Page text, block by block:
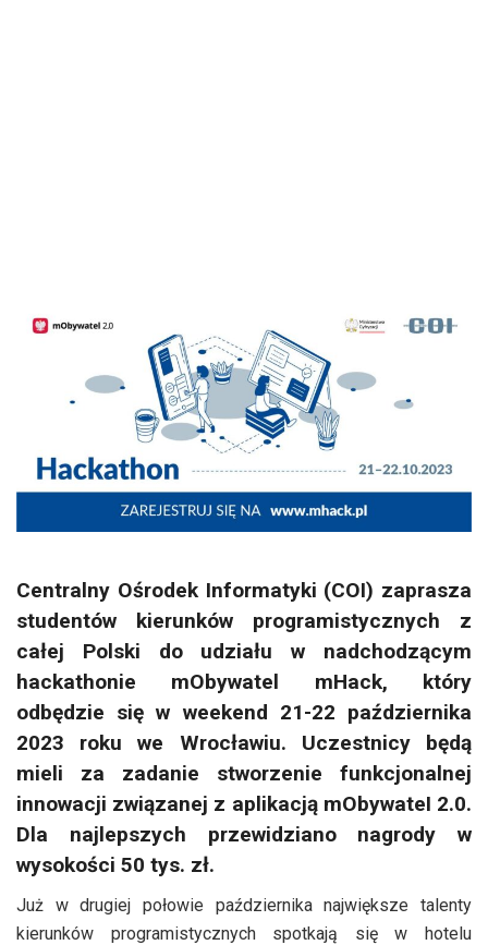
Centralny Ośrodek Informatyki (COI) zaprasza
studentów kierunków programistycznych z
całej Polski do udziału w nadchodzącym
hackathonie mObywatel mHack, który
odbędzie się w weekend 21-22 października
2023 roku we Wrocławiu.
Uczestnicy będą
mieli za zadanie stworzenie funkcjonalnej
innowacji związanej z aplikacją mObywateI 2.0.
Dla najlepszych przewidziano nagrody w
wysokości 50 tys. zł.
Już w drugiej połowie października największe talenty
kierunków programistycznych spotkają się w hotelu